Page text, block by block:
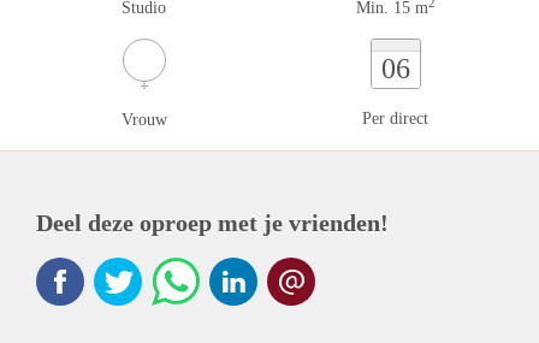
Studio Min. 15 m2
Vrouw
06
Per direct
Deel deze oproep met je vrienden!